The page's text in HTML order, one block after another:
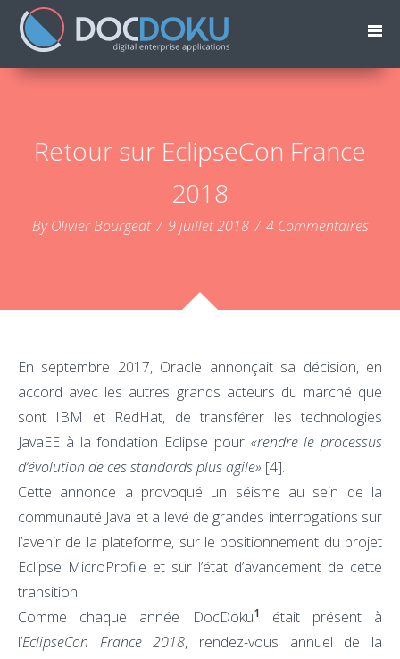
Retour sur EclipseCon France
2018
By Olivier Bourgeat / 9 juillet 2018 / 4 Commentaires
En septembre 2017, Oracle annonçait sa décision, en
accord avec les autres grands acteurs du marché que
sont IBM et RedHat, de transférer les technologies
JavaEE à la fondation Eclipse pour «rendre le processus
d’évolution de ces standards plus agile» [4].
Cette annonce a provoqué un séisme au sein de la
communauté Java et a levé de grandes interrogations sur
l’avenir de la plateforme, sur le positionnement du projet
Eclipse MicroProfile et sur l’état d’avancement de cette
transition.
Comme chaque année DocDoku1
était présent à
l’EclipseCon France 2018, rendez-vous annuel de la